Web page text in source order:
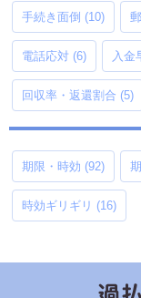
手続き面倒 (10)
電話応対 (6) 入金
回収率・返還割合 (5)
期限・時効 (92)
時効ギリギリ (16)